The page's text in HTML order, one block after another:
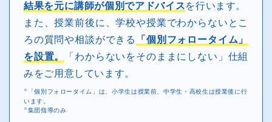
結果を元に講師が個別でアドバイスを行います。
また、授業前後に、学校や授業でわからないとこ
ろの質問や相談ができる
「個別フォロータイム」
を設置。
「わからないをそのままにしない」仕組
みをご用意しています。
※
「個別フォロータイム」は、小学生は授業前、中学生・高校生は授業後に行
います。
※ 集団指導のみ